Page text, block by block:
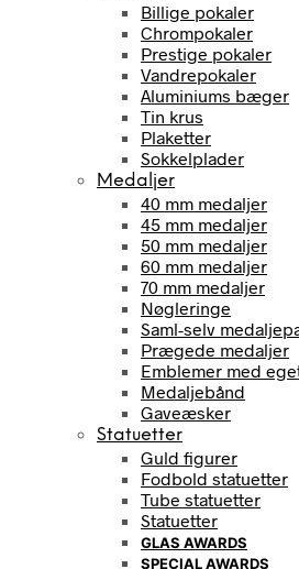
Billige pokaler
Chrompokaler
Prestige pokaler
Vandrepokaler
Aluminiums bæger
Tin krus
Plaketter
Sokkelplader
Medaljer
40 mm medaljer
45 mm medaljer
50 mm medaljer
60 mm medaljer
70 mm medaljer
Nøgleringe
Saml-selv
Prægede medaljer
Emblemer med
Medaljebånd
Gaveæsker
Statuetter
Guld figurer
Fodbold statuetter
Tube statuetter
Statuetter
GLAS AWARDS
SPECIAL AWARDS